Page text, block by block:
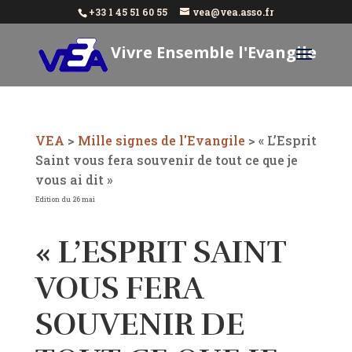
+33 1 45 51 60 55 vea@vea.asso.fr
Vivre Ensemble l'Evangile
VEA > Mille signes de l'Evangile > « L’Esprit
Saint vous fera souvenir de tout ce que je
vous ai dit »
Edition du 26 mai
« L’ESPRIT SAINT
VOUS FERA
SOUVENIR DE